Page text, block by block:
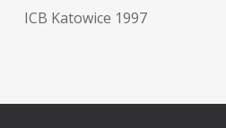
ICB Katowice 1997